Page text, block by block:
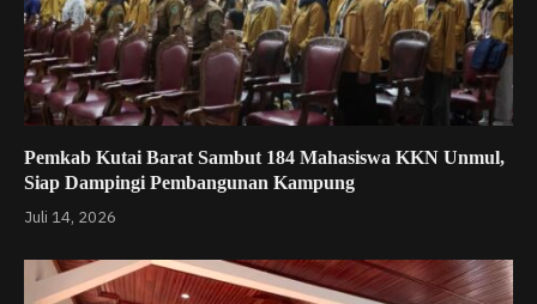
Pemkab Kutai Barat Sambut 184 Mahasiswa KKN Unmul,
Siap Dampingi Pembangunan Kampung
Juli 14, 2026